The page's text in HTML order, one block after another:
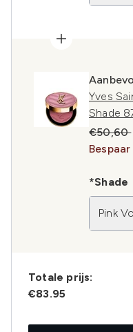
Yves
Shade
€50,60
Bespaar
*Shade
Pink
Totale prijs:
€83.95